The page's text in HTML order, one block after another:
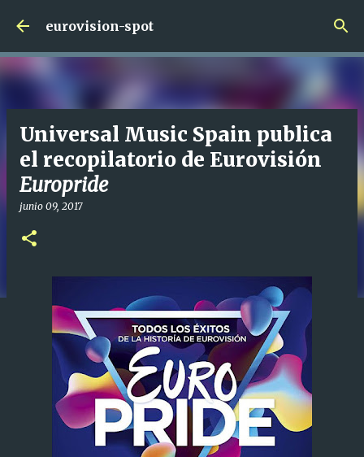
Ir al contenido principal
eurovision-spot
Universal Music Spain publica
el recopilatorio de Eurovisión
Europride
junio 09, 2017